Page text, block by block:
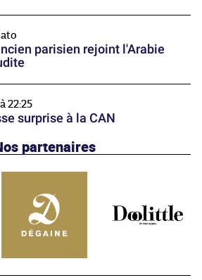
parisien rejoint l'Arabie
22:25
surprise à la CAN
partenaires